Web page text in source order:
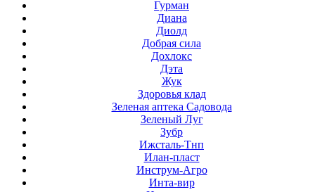
Гурман
Диана
Диолд
Добрая сила
Дохлокс
Дэта
Жук
Здоровья клад
Зеленая аптека Садовода
Зеленый Луг
Зубр
Ижсталь-Тнп
Илан-пласт
Инструм-Агро
Инта-вир